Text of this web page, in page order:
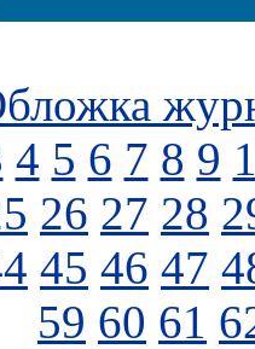
4 5 6 7 8 9
26 27 28
45 46 47
59 60 61